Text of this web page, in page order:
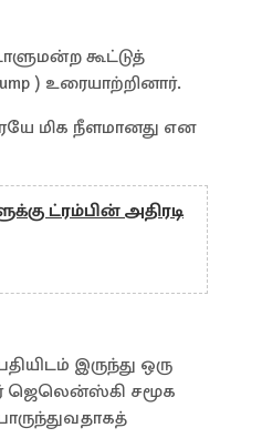
கூட்டுத்
) உரையாற்றினார்.
மிக நீளமானது என
ட்ரம்பின் அதிரடி
இருந்து ஒரு
ஜெலென்ஸ்கி சமூக